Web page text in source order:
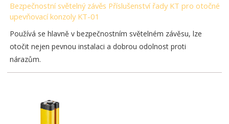
Bezpečnostní světelný závěs Příslušenství řady KT pro otočné
upevňovací konzoly KT-01
Používá se hlavně v bezpečnostním světelném závěsu, lze
otočit nejen pevnou instalaci a dobrou odolnost proti
nárazům.